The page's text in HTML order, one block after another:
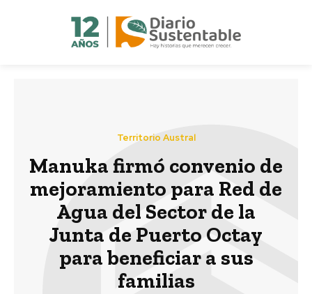
Territorio Austral
Manuka firmó convenio de
mejoramiento para Red de
Agua del Sector de la
Junta de Puerto Octay
para beneficiar a sus
familias